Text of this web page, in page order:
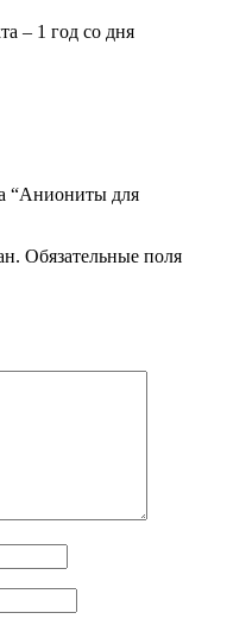
– 1 год со дня
“Аниониты для
Обязательные поля